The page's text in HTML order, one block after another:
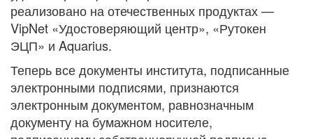
реализовано на отечественных продуктах —
VipNet «Удостоверяющий центр», «Рутокен
ЭЦП» и Aquarius.
Теперь все документы института, подписанные
электронными подписями, признаются
электронным документом, равнозначным
документу на бумажном носителе,